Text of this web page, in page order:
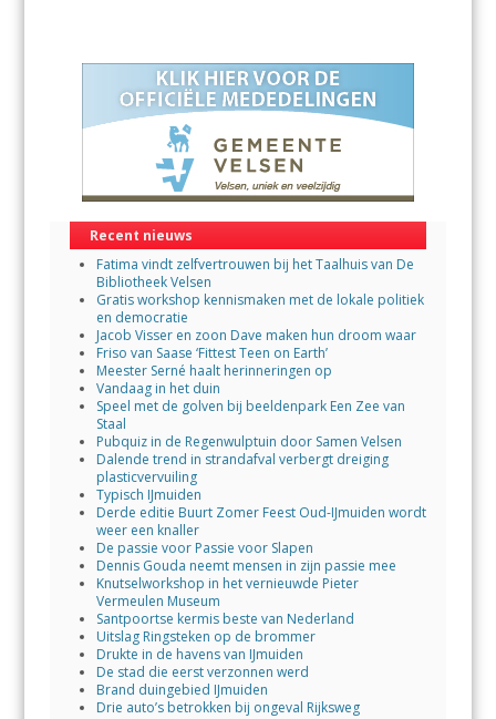
Recent nieuws
Fatima vindt zelfvertrouwen bij het Taalhuis van De
Bibliotheek Velsen
Gratis workshop kennismaken met de lokale politiek
en democratie
Jacob Visser en zoon Dave maken hun droom waar
Friso van Saase ‘Fittest Teen on Earth’
Meester Serné haalt herinneringen op
Vandaag in het duin
Speel met de golven bij beeldenpark Een Zee van
Staal
Pubquiz in de Regenwulptuin door Samen Velsen
Dalende trend in strandafval verbergt dreiging
plasticvervuiling
Typisch IJmuiden
Derde editie Buurt Zomer Feest Oud-IJmuiden wordt
weer een knaller
De passie voor Passie voor Slapen
Dennis Gouda neemt mensen in zijn passie mee
Knutselworkshop in het vernieuwde Pieter
Vermeulen Museum
Santpoortse kermis beste van Nederland
Uitslag Ringsteken op de brommer
Drukte in de havens van IJmuiden
De stad die eerst verzonnen werd
Brand duingebied IJmuiden
Drie auto’s betrokken bij ongeval Rijksweg